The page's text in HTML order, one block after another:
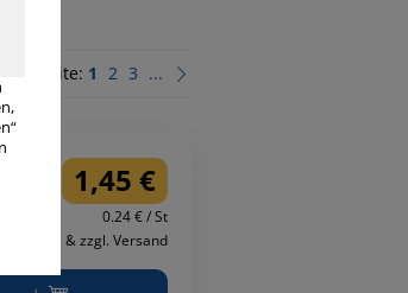
Seite: 1 2 3 ...
1,45 €
0.24 € / St
inkl. MwSt. & zzgl. Versand